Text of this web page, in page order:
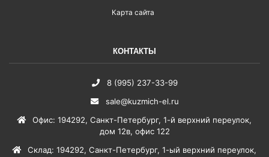
Карта сайта
КОНТАКТЫ
8 (995) 237-33-99
sale@kuzmich-el.ru
Офис: 194292, Санкт-Петербург, 1-й верхний переулок,
дом 12в, офис 122
Склад: 194292, Санкт-Петербург, 1-ый верхний переулок,